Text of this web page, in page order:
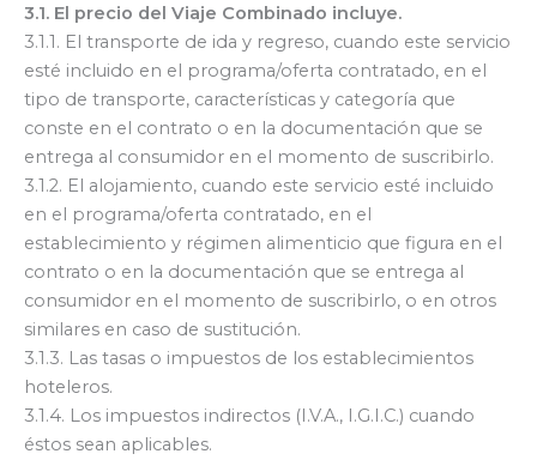
3.1. El precio del Viaje Combinado incluye.
3.1.1. El transporte de ida y regreso, cuando este servicio
esté incluido en el programa/oferta contratado, en el
tipo de transporte, características y categoría que
conste en el contrato o en la documentación que se
entrega al consumidor en el momento de suscribirlo.
3.1.2. El alojamiento, cuando este servicio esté incluido
en el programa/oferta contratado, en el
establecimiento y régimen alimenticio que figura en el
contrato o en la documentación que se entrega al
consumidor en el momento de suscribirlo, o en otros
similares en caso de sustitución.
3.1.3. Las tasas o impuestos de los establecimientos
hoteleros.
3.1.4. Los impuestos indirectos (I.V.A., I.G.I.C.) cuando
éstos sean aplicables.